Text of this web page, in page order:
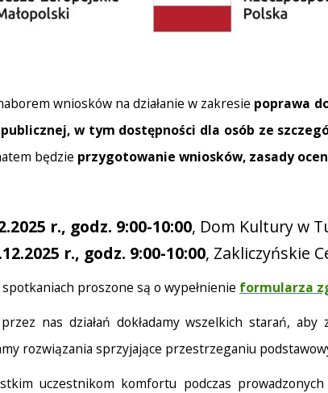
wniosków na działanie w zakresie poprawa
w tym dostępności dla osób ze
będzie przygotowanie wniosków, zasady
r., godz. 9:00-10:00, Dom Kultury w
r., godz. 9:00-10:00, Zakliczyńskie
proszone są o wypełnienie formularza
nas działań dokładamy wszelkich starań,
rozwiązania sprzyjające przestrzeganiu
uczestnikom komfortu podczas